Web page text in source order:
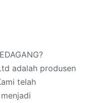
adalah produsen
telah